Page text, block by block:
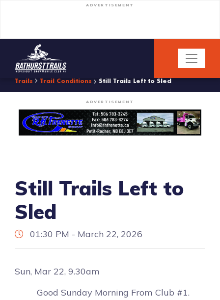
ADVERTISEMENT
Trails Trail Conditions Still Trails Left to Sled
ADVERTISEMENT
Still Trails Left to
Sled
01:30 PM - March 22, 2026
Sun, Mar 22, 9.30am
Good Sunday Morning From Club #1.